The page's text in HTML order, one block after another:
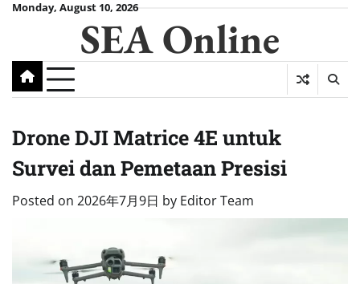
SkipMonday, August 10, 2026
SEA Online
Drone DJI Matrice 4E untuk
Survei dan Pemetaan Presisi
Posted on 2026年7月9日 by Editor Team